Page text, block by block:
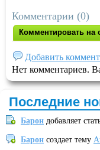
Комментарии (0)
Комментировать на
Добавить
Нет комментариев.
Последние
Барон добавляет
Барон создает тему